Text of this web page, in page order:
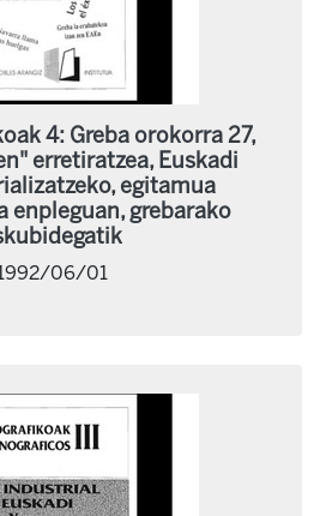
4: Greba orokorra 27,
erretiratzea, Euskadi
egitamua
enpleguan, grebarako
06/01